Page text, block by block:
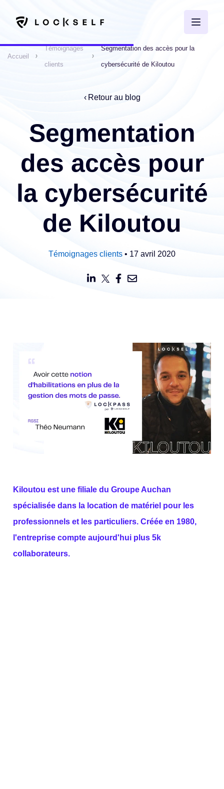
Accueil
Témoignages
clients
Segmentation des accès pour la
cybersécurité de Kiloutou
Retour au blog
Segmentation
des accès pour
la cybersécurité
de Kiloutou
Témoignages clients • 17 avril 2020
Kiloutou est une filiale du Groupe Auchan
spécialisée dans la location de matériel pour les
professionnels et les particuliers. Créée en 1980,
l'entreprise compte aujourd'hui plus 5k
collaborateurs.